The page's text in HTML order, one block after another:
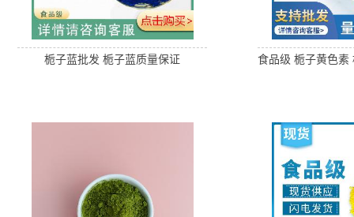
栀子蓝批发 栀子蓝质量保证
食品级 栀子黄色素